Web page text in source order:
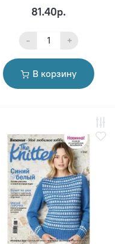
81.40р.
- +
В корзину